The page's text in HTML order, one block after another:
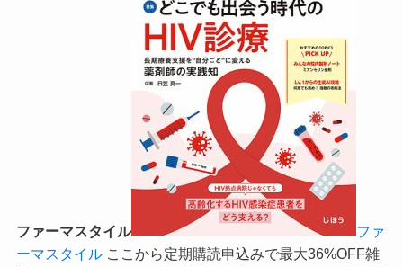
ファーマスタイル
ファ
ーマスタイル ここから定期購読申込みで最大36%OFF雑